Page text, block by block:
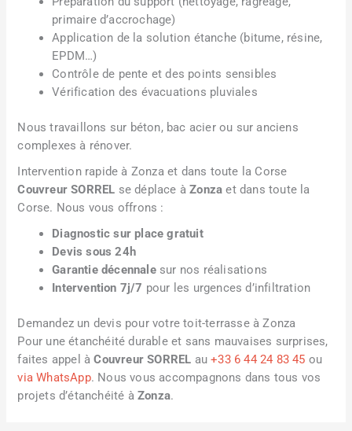
primaire d’accrochage)
Application de la solution étanche (bitume, résine,
EPDM…)
Contrôle de pente et des points sensibles
Vérification des évacuations pluviales
Nous travaillons sur béton, bac acier ou sur anciens
complexes à rénover.
Intervention rapide à Zonza et dans toute la Corse
Couvreur SORREL se déplace àZonza et dans toute la
Corse. Nous vous offrons :
Diagnostic sur place gratuit
Devis sous 24h
Garantie décennalesur nos réalisations
Intervention 7j/7 pour les urgences d’infiltration
Demandez un devis pour votre toit-terrasse à Zonza
Pour une étanchéité durable et sans mauvaises surprises,
faites appel àCouvreur SORREL au+33 6 44 24 83 45 ou
via WhatsApp. Nous vous accompagnons dans tous vos
projets d’étanchéité àZonza.